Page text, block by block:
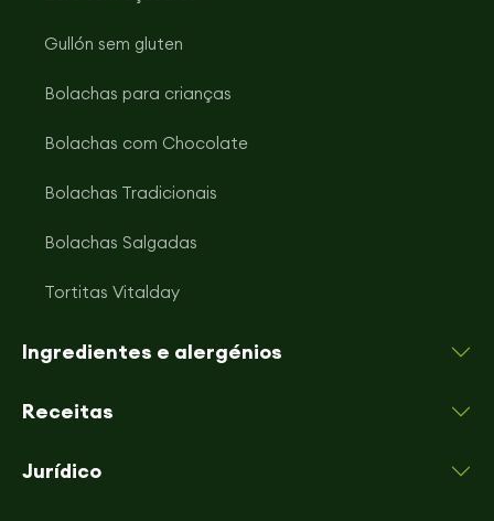
Gullón sem gluten
Bolachas para crianças
Bolachas com Chocolate
Bolachas Tradicionais
Bolachas Salgadas
Tortitas Vitalday
Ingredientes e alergénios
Receitas
Jurídico